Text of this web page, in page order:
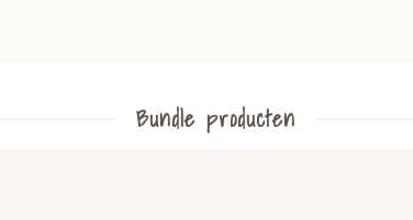
Bundle producten